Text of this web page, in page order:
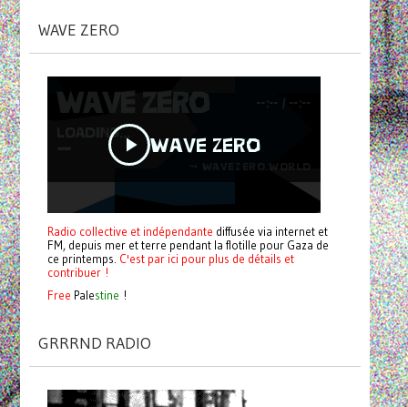
WAVE ZERO
Radio collective et indépendante diffusée via internet et
FM, depuis mer et terre pendant la flotille pour Gaza de
ce printemps. C'est par ici pour plus de détails et
contribuer !
Free Palestine !
GRRRND RADIO